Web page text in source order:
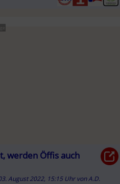
werden Öffis auch
August 2022, 15:15 Uhr vonA.D.